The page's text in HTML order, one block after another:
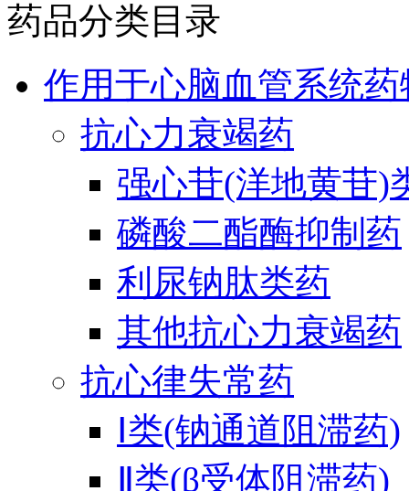
药品分类目录
作用于心脑血管系统药
抗心力衰竭药
强心苷(洋地黄苷)
磷酸二酯酶抑制药
利尿钠肽类药
其他抗心力衰竭药
抗心律失常药
Ⅰ类(钠通道阻滞药)
Ⅱ类(β受体阻滞药)